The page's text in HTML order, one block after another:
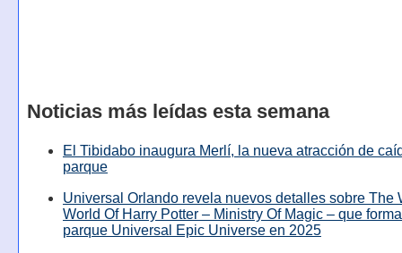
Noticias más leídas esta semana
El Tibidabo inaugura Merlí, la nueva atracción de
parque
Universal Orlando revela nuevos detalles sobre The
World Of Harry Potter – Ministry Of Magic – que
parque Universal Epic Universe en 2025